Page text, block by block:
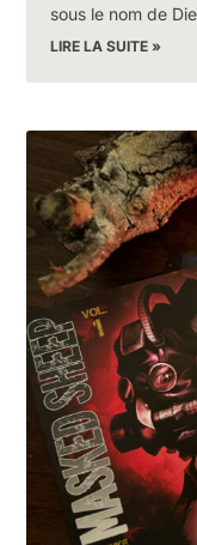
sous le nom de
LIRE LA SUITE »